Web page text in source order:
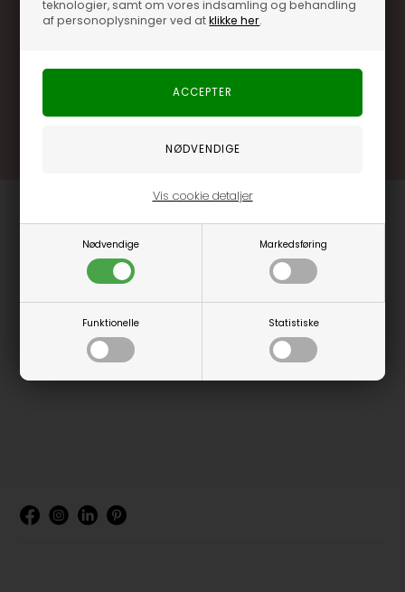
teknologier, samt om vores indsamling og behandling
af personoplysninger ved atklikke her.
Nødvendige Markedsføring
Funktionelle Statistiske
Vis cookie detaljer
Brug dine point allerede på næste køb
Læs mere og bliv medlem